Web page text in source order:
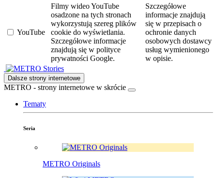
YouTube
Filmy wideo YouTube
osadzone na tych stronach
wykorzystują szereg plików
cookie do wyświetlania.
Szczegółowe informacje
znajdują się w polityce
prywatności Google.
Szczegółowe
informacje znajdują
się w przepisach o
ochronie danych
osobowych dostawcy
usług wymienionego
w opisie.
Stories
Dalsze strony internetowe
METRO - strony internetowe w skrócie
Tematy
Seria
METRO Originals